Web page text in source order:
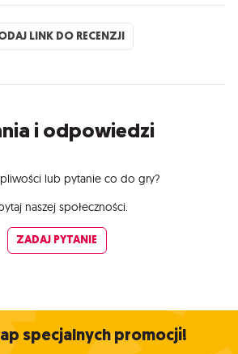
LINK DO RECENZJI
i odpowiedzi
lub pytanie co do gry?
naszej społeczności.
ZADAJ PYTANIE
specjalnych promocji!